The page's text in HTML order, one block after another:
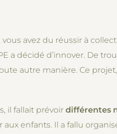
avez du réussir à
a décidé d’innover. De
autre manière. Ce
il fallait prévoir différentes
enfants. Il a fallu